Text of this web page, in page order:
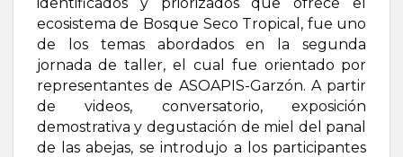
ecosistema de Bosque Seco Tropical, fue uno
de los temas abordados en la segunda
jornada de taller, el cual fue orientado por
representantes de ASOAPIS-Garzón. A partir
de videos, conversatorio, exposición
demostrativa y degustación de miel del panal
de las abejas, se introdujo a los participantes